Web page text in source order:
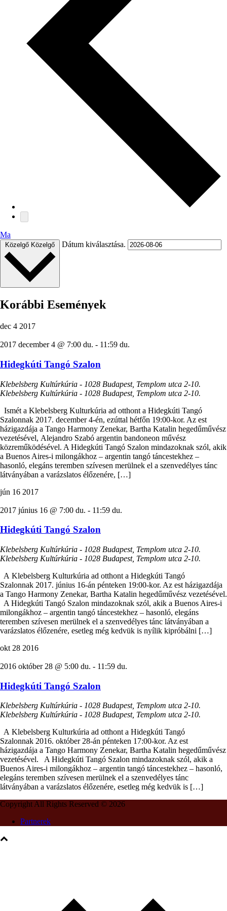
Ma
Közelgő Közelgő Dátum kiválasztása.
Korábbi Események
dec 4 2017
2017 december 4 @ 7:00 du. - 11:59 du.
Hidegkúti Tangó Szalon
Klebelsberg Kultúrkúria - 1028 Budapest, Templom utca 2-10.
Klebelsberg Kultúrkúria - 1028 Budapest, Templom utca 2-10.
Ismét a Klebelsberg Kulturkúria ad otthont a Hidegkúti Tangó
Szalonnak 2017. december 4-én, ezúttal hétfőn 19:00-kor. Az est
házigazdája a Tango Harmony Zenekar, Bartha Katalin hegedűművész
vezetésével, Alejandro Szabó argentin bandoneon művész
közreműködésével. A Hidegkúti Tangó Szalon mindazoknak szól, akik
a Buenos Aires-i milongákhoz – argentin tangó táncestekhez –
hasonló, elegáns teremben szívesen merülnek el a szenvedélyes tánc
látványában a varázslatos élőzenére, […]
jún 16 2017
2017 június 16 @ 7:00 du. - 11:59 du.
Hidegkúti Tangó Szalon
Klebelsberg Kultúrkúria - 1028 Budapest, Templom utca 2-10.
Klebelsberg Kultúrkúria - 1028 Budapest, Templom utca 2-10.
A Klebelsberg Kulturkúria ad otthont a Hidegkúti Tangó
Szalonnak 2017. június 16-án pénteken 19:00-kor. Az est házigazdája
a Tango Harmony Zenekar, Bartha Katalin hegedűművész vezetésével.
A Hidegkúti Tangó Szalon mindazoknak szól, akik a Buenos Aires-i
milongákhoz – argentin tangó táncestekhez – hasonló, elegáns
teremben szívesen merülnek el a szenvedélyes tánc látványában a
varázslatos élőzenére, esetleg még kedvük is nyílik kipróbálni […]
okt 28 2016
2016 október 28 @ 5:00 du. - 11:59 du.
Hidegkúti Tangó Szalon
Klebelsberg Kultúrkúria - 1028 Budapest, Templom utca 2-10.
Klebelsberg Kultúrkúria - 1028 Budapest, Templom utca 2-10.
A Klebelsberg Kulturkúria ad otthont a Hidegkúti Tangó
Szalonnak 2016. október 28-án pénteken 17:00-kor. Az est
házigazdája a Tango Harmony Zenekar, Bartha Katalin hegedűművész
vezetésével. A Hidegkúti Tangó Szalon mindazoknak szól, akik a
Buenos Aires-i milongákhoz – argentin tangó táncestekhez – hasonló,
elegáns teremben szívesen merülnek el a szenvedélyes tánc
látványában a varázslatos élőzenére, esetleg még kedvük is […]
Copyright All Rights Reserved © 2026
Partnerek